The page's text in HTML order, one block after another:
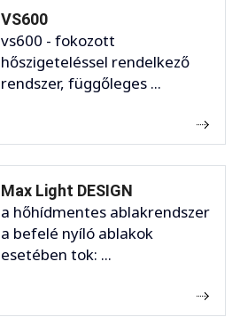
VS600
vs600 - fokozott
hőszigeteléssel rendelkező
rendszer, függőleges ...
Max Light DESIGN
a hőhídmentes ablakrendszer
a befelé nyíló ablakok
esetében tok: ...